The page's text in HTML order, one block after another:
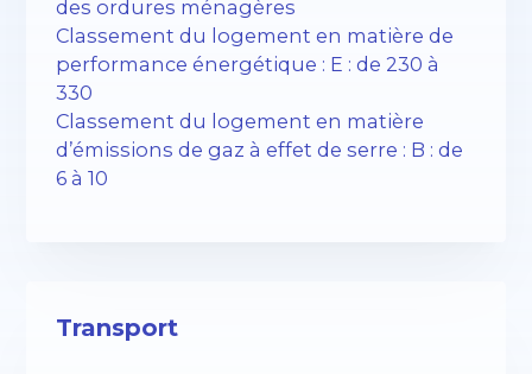
des ordures ménagères
Classement du logement en matière de
performance énergétique : E : de 230 à
330
Classement du logement en matière
d’émissions de gaz à effet de serre : B : de
6 à 10
Transport